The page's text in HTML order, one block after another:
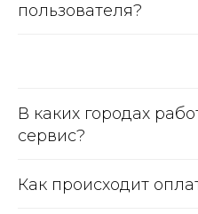
пользователя?
В каких городах
сервис?
Как происходит